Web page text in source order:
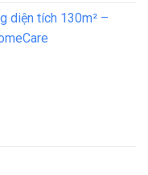
diện tích 130m² –